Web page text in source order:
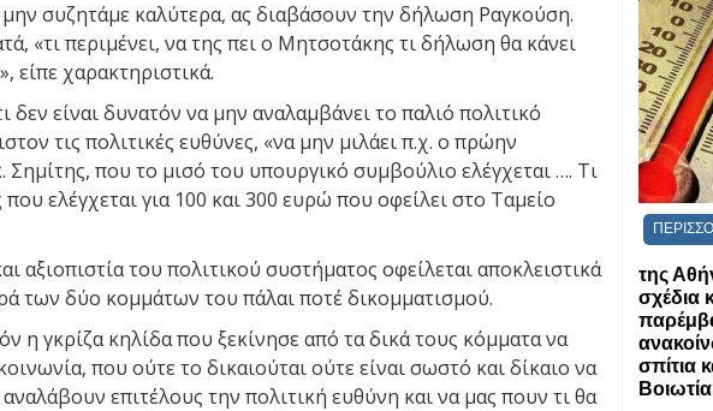
της
σχέδια
σπίτια
Βοιωτία
μην συζητάμε καλύτερα, ας διαβάσουν την δήλωση Ραγκούση.
«τι περιμένει, να της πει ο Μητσοτάκης τι δήλωση θα κάνει
είπε χαρακτηριστικά.
δεν είναι δυνατόν να μην αναλαμβάνει το παλιό πολιτικό
τις πολιτικές ευθύνες, «να μην μιλάει π.χ. ο πρώην
που το μισό του υπουργικό συμβούλιο ελέγχεται …. Τι
ελέγχεται για 100 και 300 ευρώ που οφείλει στο Ταμείο
αξιοπιστία του πολιτικού συστήματος οφείλεται αποκλειστικά
των δύο κομμάτων του πάλαι ποτέ δικομματισμού.
η γκρίζα κηλίδα που ξεκίνησε από τα δικά τους κόμματα να
που ούτε το δικαιούται ούτε είναι σωστό και δίκαιο να
επιτέλους την πολιτική ευθύνη και να μας πουν τι θα